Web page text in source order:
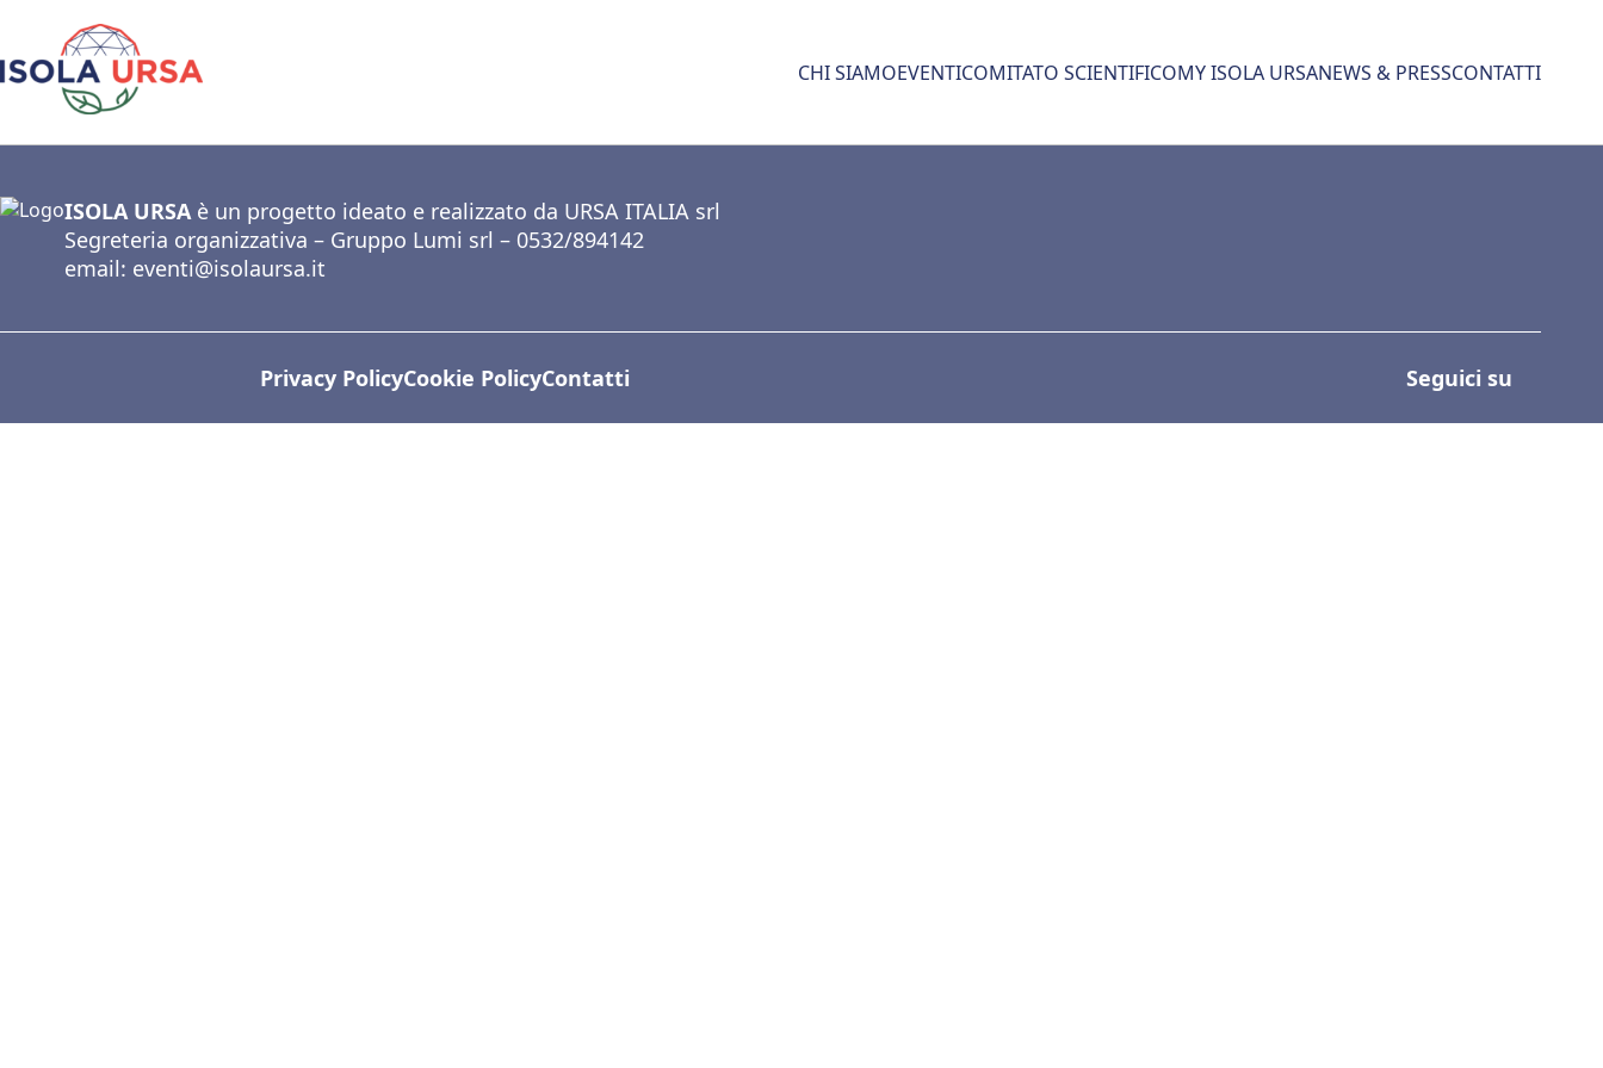
CHI SIAMOEVENTICOMITATO SCIENTIFICOMY ISOLA URSANEWS & PRESSCONTATTI
ISOLA URSA è un progetto ideato e realizzato da URSA ITALIA srl
Segreteria organizzativa – Gruppo Lumi srl – 0532/894142
email: eventi@isolaursa.it
Privacy PolicyCookie PolicyContatti Seguici su